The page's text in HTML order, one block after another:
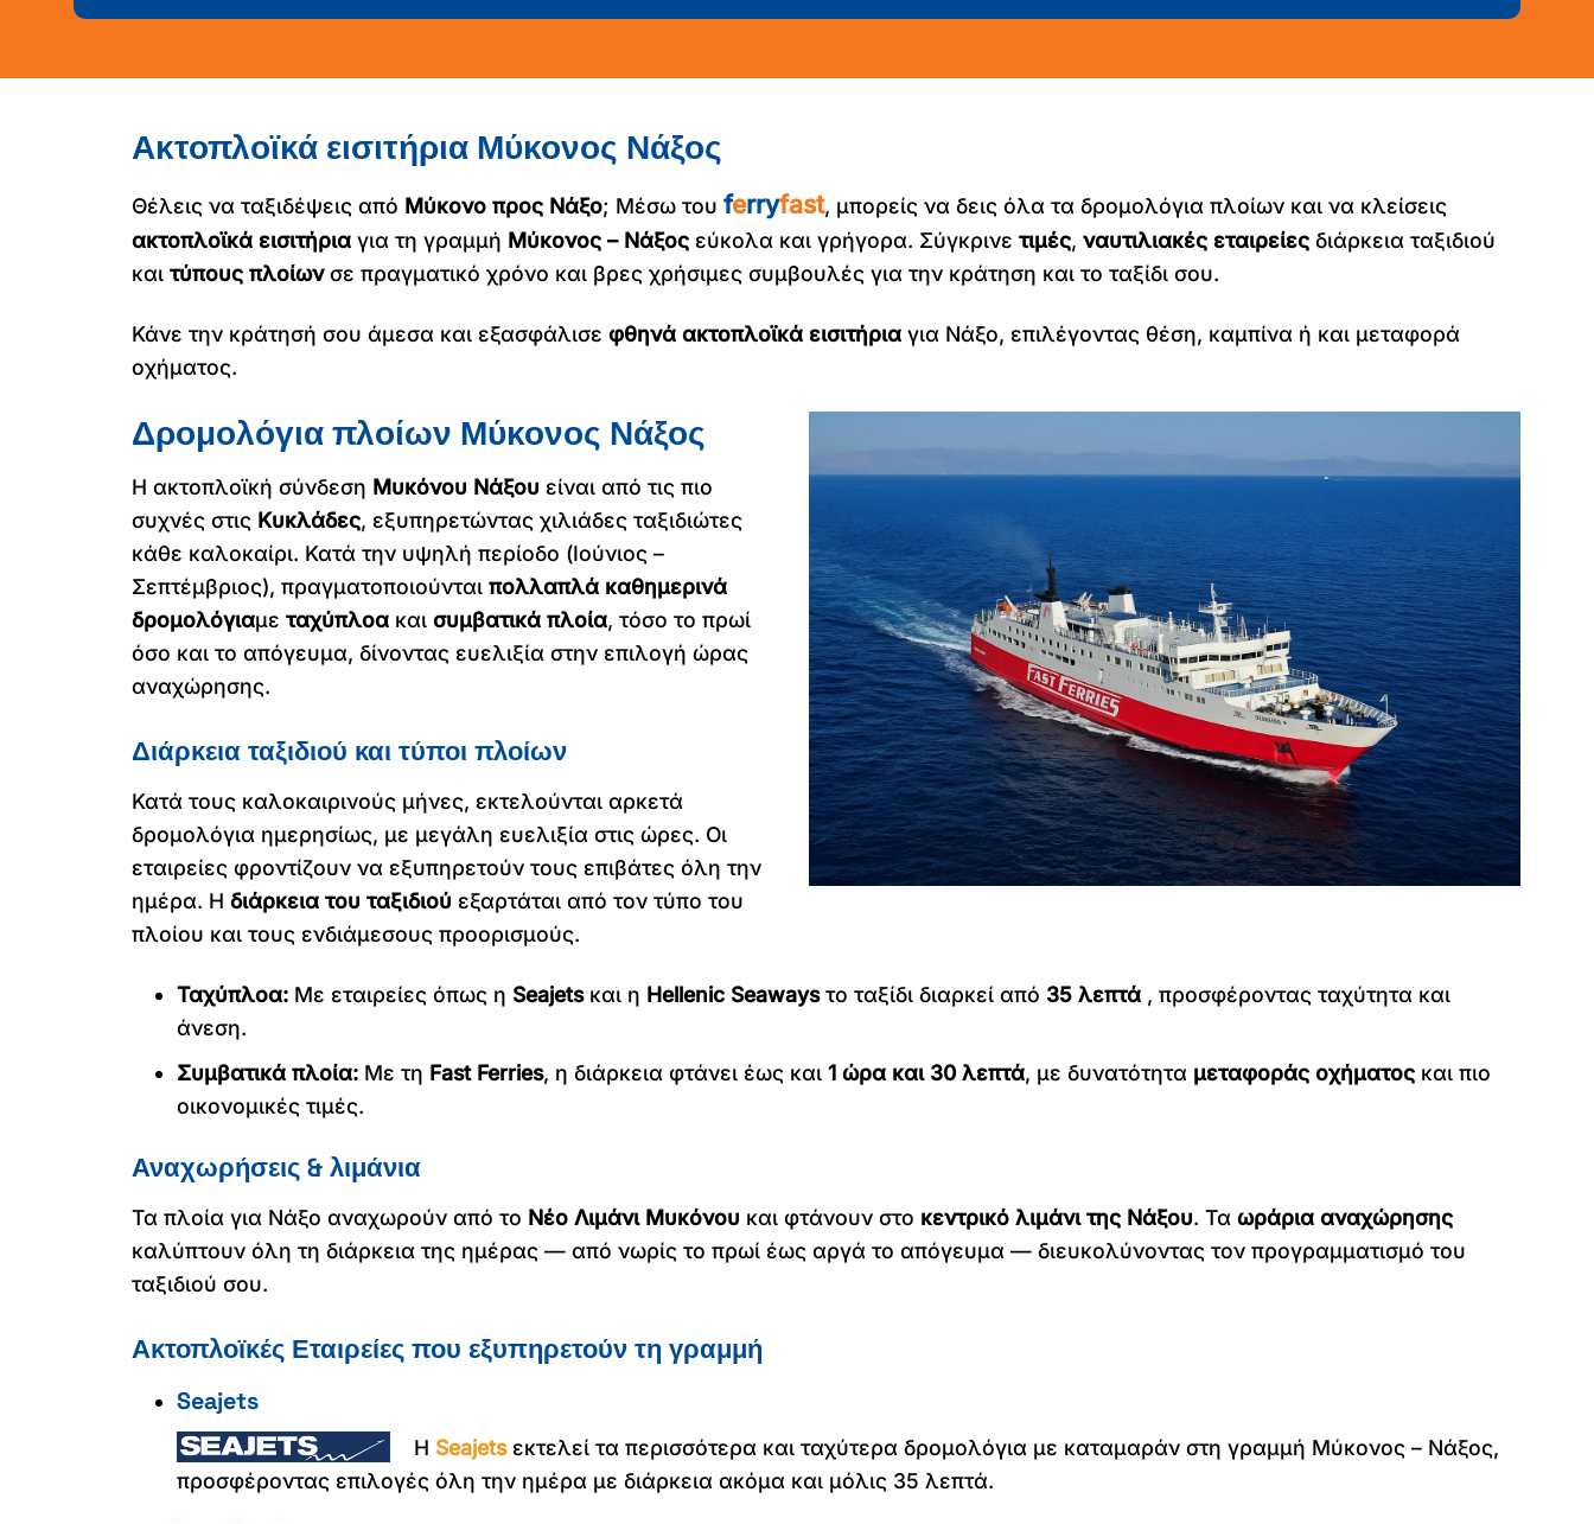
Ακτοπλοϊκά εισιτήρια Μύκονος Νάξος
Θέλεις να ταξιδέψεις από Μύκονο προς Νάξο; Μέσω του ferryfast, μπορείς να δεις όλα τα δρομολόγια πλοίων και να κλείσεις
ακτοπλοϊκά εισιτήριαγια τη γραμμή Μύκονος – Νάξοςεύκολα και γρήγορα. Σύγκρινε τιμές, ναυτιλιακές εταιρείεςδιάρκεια ταξιδιού
και τύπους πλοίωνσε πραγματικό χρόνο και βρες χρήσιμες συμβουλές για την κράτηση και το ταξίδι σου.
Κάνε την κράτησή σου άμεσα και εξασφάλισε φθηνά ακτοπλοϊκά εισιτήριαγια Νάξο, επιλέγοντας θέση, καμπίνα ή και μεταφορά
οχήματος.
Δρομολόγια πλοίων Μύκονος Νάξος
Η ακτοπλοϊκή σύνδεση Μυκόνου Νάξου είναι από τις πιο
συχνές στις Κυκλάδες, εξυπηρετώντας χιλιάδες ταξιδιώτες
κάθε καλοκαίρι. Κατά την υψηλή περίοδο (Ιούνιος –
Σεπτέμβριος), πραγματοποιούνται πολλαπλά καθημερινά
δρομολόγιαμε ταχύπλοακαι συμβατικά πλοία, τόσο το πρωί
όσο και το απόγευμα, δίνοντας ευελιξία στην επιλογή ώρας
αναχώρησης.
Διάρκεια ταξιδιού και τύποι πλοίων
Κατά τους καλοκαιρινούς μήνες, εκτελούνται αρκετά
δρομολόγια ημερησίως, με μεγάλη ευελιξία στις ώρες. Οι
εταιρείες φροντίζουν να εξυπηρετούν τους επιβάτες όλη την
ημέρα. Η διάρκεια του ταξιδιού εξαρτάται από τον τύπο του
πλοίου και τους ενδιάμεσους προορισμούς.
Ταχύπλοα:Με εταιρείες όπως η Seajetsκαι η Hellenic Seawaysτο ταξίδι διαρκεί από 35 λεπτά , προσφέροντας ταχύτητα και
άνεση.
Συμβατικά πλοία:Με τη Fast Ferries, η διάρκεια φτάνει έως και 1 ώρα και 30 λεπτά, με δυνατότητα μεταφοράς οχήματοςκαι πιο
οικονομικές τιμές.
Αναχωρήσεις & λιμάνια
Τα πλοία για Νάξο αναχωρούν από το Νέο Λιμάνι Μυκόνου και φτάνουν στο κεντρικό λιμάνι της Νάξου. Τα ωράρια αναχώρησης
καλύπτουν όλη τη διάρκεια της ημέρας — από νωρίς το πρωί έως αργά το απόγευμα — διευκολύνοντας τον προγραμματισμό του
ταξιδιού σου.
Ακτοπλοϊκές Εταιρείες που εξυπηρετούν τη γραμμή
Seajets
Η Seajetsεκτελεί τα περισσότερα και ταχύτερα δρομολόγια με καταμαράν στη γραμμή Μύκονος – Νάξος,
προσφέροντας επιλογές όλη την ημέρα με διάρκεια ακόμα και μόλις 35 λεπτά.